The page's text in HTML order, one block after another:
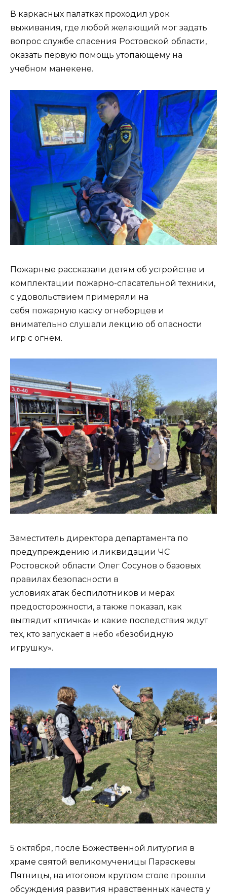
В каркасных палатках проходил урок
выживания, где любой желающий мог задать
вопрос службе спасения Ростовской области,
оказать первую помощь утопающему на
учебном манекене.
Пожарные рассказали детям об устройстве и
комплектации пожарно-спасательной техники,
с удовольствием примеряли на
себя пожарную каску огнеборцев и
внимательно слушали лекцию об опасности
игр с огнем.
Заместитель директора департамента по
предупреждению и ликвидации ЧС
Ростовской области Олег Сосунов о базовых
правилах безопасности в
условиях атак беспилотников и мерах
предосторожности, а также показал, как
выглядит «птичка» и какие последствия ждут
тех, кто запускает в небо «безобидную
игрушку».
5 октября, после Божественной литургия в
храме святой великомученицы Параскевы
Пятницы, на итоговом круглом столе прошли
обсуждения развития нравственных качеств у